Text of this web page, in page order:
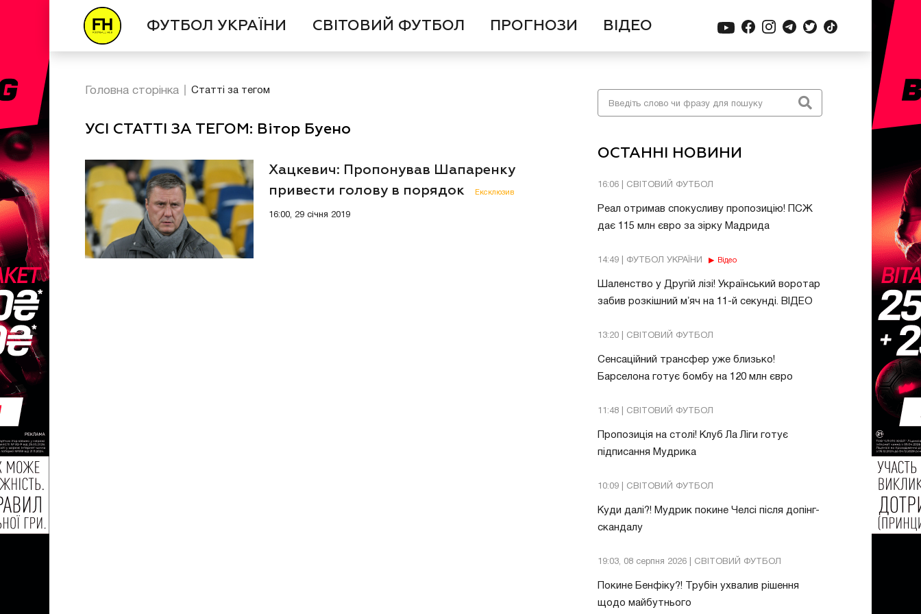
ФУТБОЛ УКРАЇНИ СВІТОВИЙ ФУТБОЛ ПРОГНОЗИ ВІДЕО
ОСТАННІ НОВИНИ
16:06 | СВІТОВИЙ ФУТБОЛ
Реал отримав спокусливу пропозицію! ПСЖ
дає 115 млн євро за зірку Мадрида
14:49 | ФУТБОЛ УКРАЇНИ Відео
Шаленство у Другій лізі! Український воротар
забив розкішний мʼяч на 11-й секунді. ВІДЕО
13:20 | СВІТОВИЙ ФУТБОЛ
Сенсаційний трансфер уже близько!
Барселона готує бомбу на 120 млн євро
11:48 | СВІТОВИЙ ФУТБОЛ
Пропозиція на столі! Клуб Ла Ліги готує
підписання Мудрика
10:09 | СВІТОВИЙ ФУТБОЛ
Куди далі?! Мудрик покине Челсі після допінг-
скандалу
19:03, 08 серпня 2026 | СВІТОВИЙ ФУТБОЛ
Покине Бенфіку?! Трубін ухвалив рішення
щодо майбутнього
Головна сторінка Статті за тегом
УСІ СТАТТІ ЗА ТЕГОМ: Вітор Буено
Хацкевич: Пропонував Шапаренку
привести голову в порядок
Ексклюзив
16:00, 29 січня 2019